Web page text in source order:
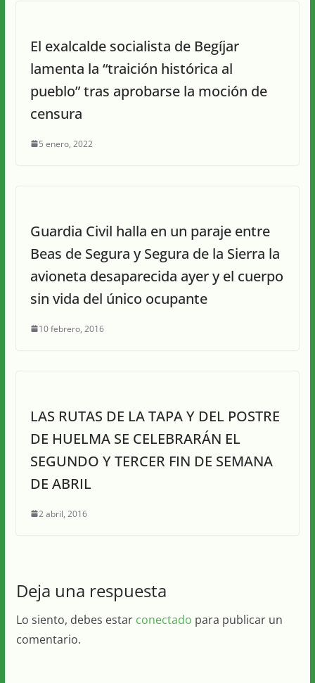
El exalcalde socialista de Begíjar
lamenta la “traición histórica al
pueblo” tras aprobarse la moción de
censura
5 enero, 2022
Guardia Civil halla en un paraje entre
Beas de Segura y Segura de la Sierra la
avioneta desaparecida ayer y el cuerpo
sin vida del único ocupante
10 febrero, 2016
LAS RUTAS DE LA TAPA Y DEL POSTRE
DE HUELMA SE CELEBRARÁN EL
SEGUNDO Y TERCER FIN DE SEMANA
DE ABRIL
2 abril, 2016
Deja una respuesta
Lo siento, debes estar conectado para publicar un
comentario.